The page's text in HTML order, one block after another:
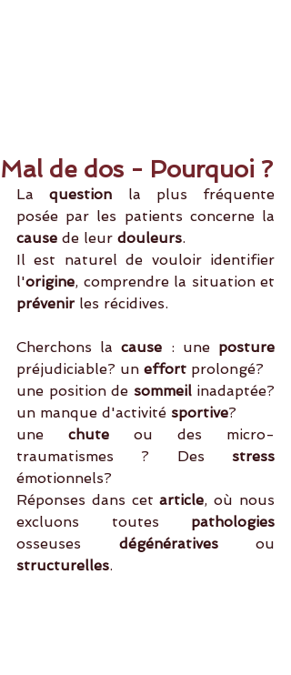
Mal de dos - Pourquoi ?
La question la plus fréquente
cause de leur douleurs.
Il est naturel de vouloir identifier
l'origine, comprendre la situation et
prévenir les récidives.
Cherchons la cause : une
préjudiciable? un effort prolongé?
une position de sommeil inadaptée?
un manque d'activité sportive?
une chute ou des micro-
traumatismes ? Des
émotionnels?
Réponses dans cet article, où nous
excluons toutes pathologies
osseuses dégénératives
structurelles.